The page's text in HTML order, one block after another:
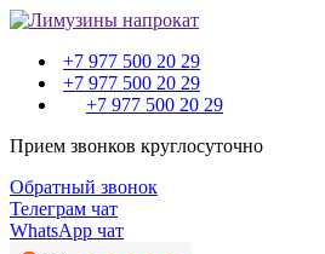
+7 977 500 20 29
+7 977 500 20 29
+7 977 500 20 29
Прием звонков круглосуточно
Обратный звонок
Телеграм чат
WhatsApp чат